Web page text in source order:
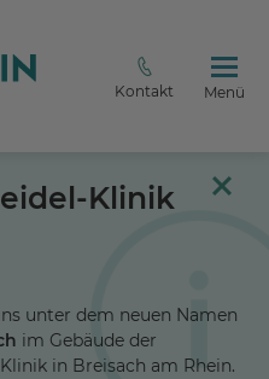
Kontakt Menü
Klinik
unter dem neuen Namen
im Gebäude der
in Breisach am Rhein.